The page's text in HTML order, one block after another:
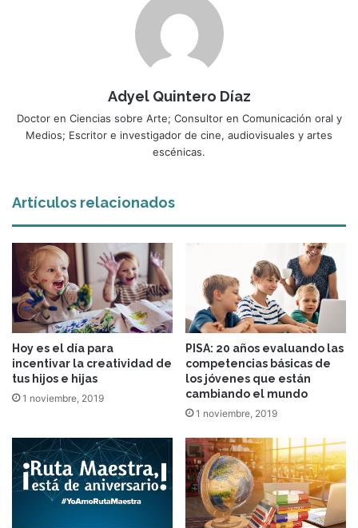
Adyel Quintero Díaz
Doctor en Ciencias sobre Arte; Consultor en Comunicación oral y
Medios; Escritor e investigador de cine, audiovisuales y artes
escénicas.
Artículos relacionados
Hoy es el día para
incentivar la creatividad de
tus hijos e hijas
1 noviembre, 2019
PISA: 20 años evaluando las
competencias básicas de
los jóvenes que están
cambiando el mundo
1 noviembre, 2019